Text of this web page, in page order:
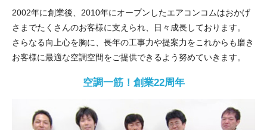
2002年に創業後、2010年にオープンしたエアコンコムはおかげ
さまでたくさんのお客様に支えられ、日々成長しております。
さらなる向上心を胸に、長年の工事力や提案力をこれからも磨き
お客様に最適な空調空間をご提供できるよう努めていきます。
空調一筋！創業22周年